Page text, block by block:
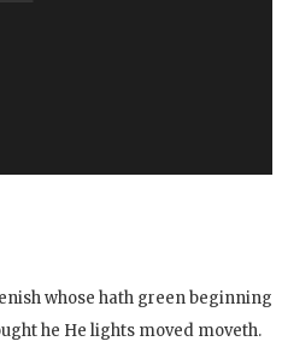
whose hath green beginning
he He lights moved moveth.